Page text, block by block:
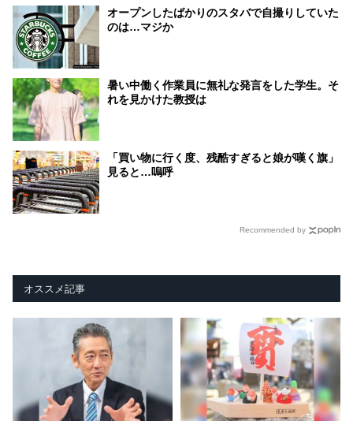
オープンしたばかりのスタバで自撮りしていた
のは…マジか
暑い中働く作業員に無礼な発言をした学生。そ
れを見かけた教授は
「買い物に行く度、残酷すぎると娘が嘆く旗」
見ると…嗚呼
Recommended by
オススメ記事